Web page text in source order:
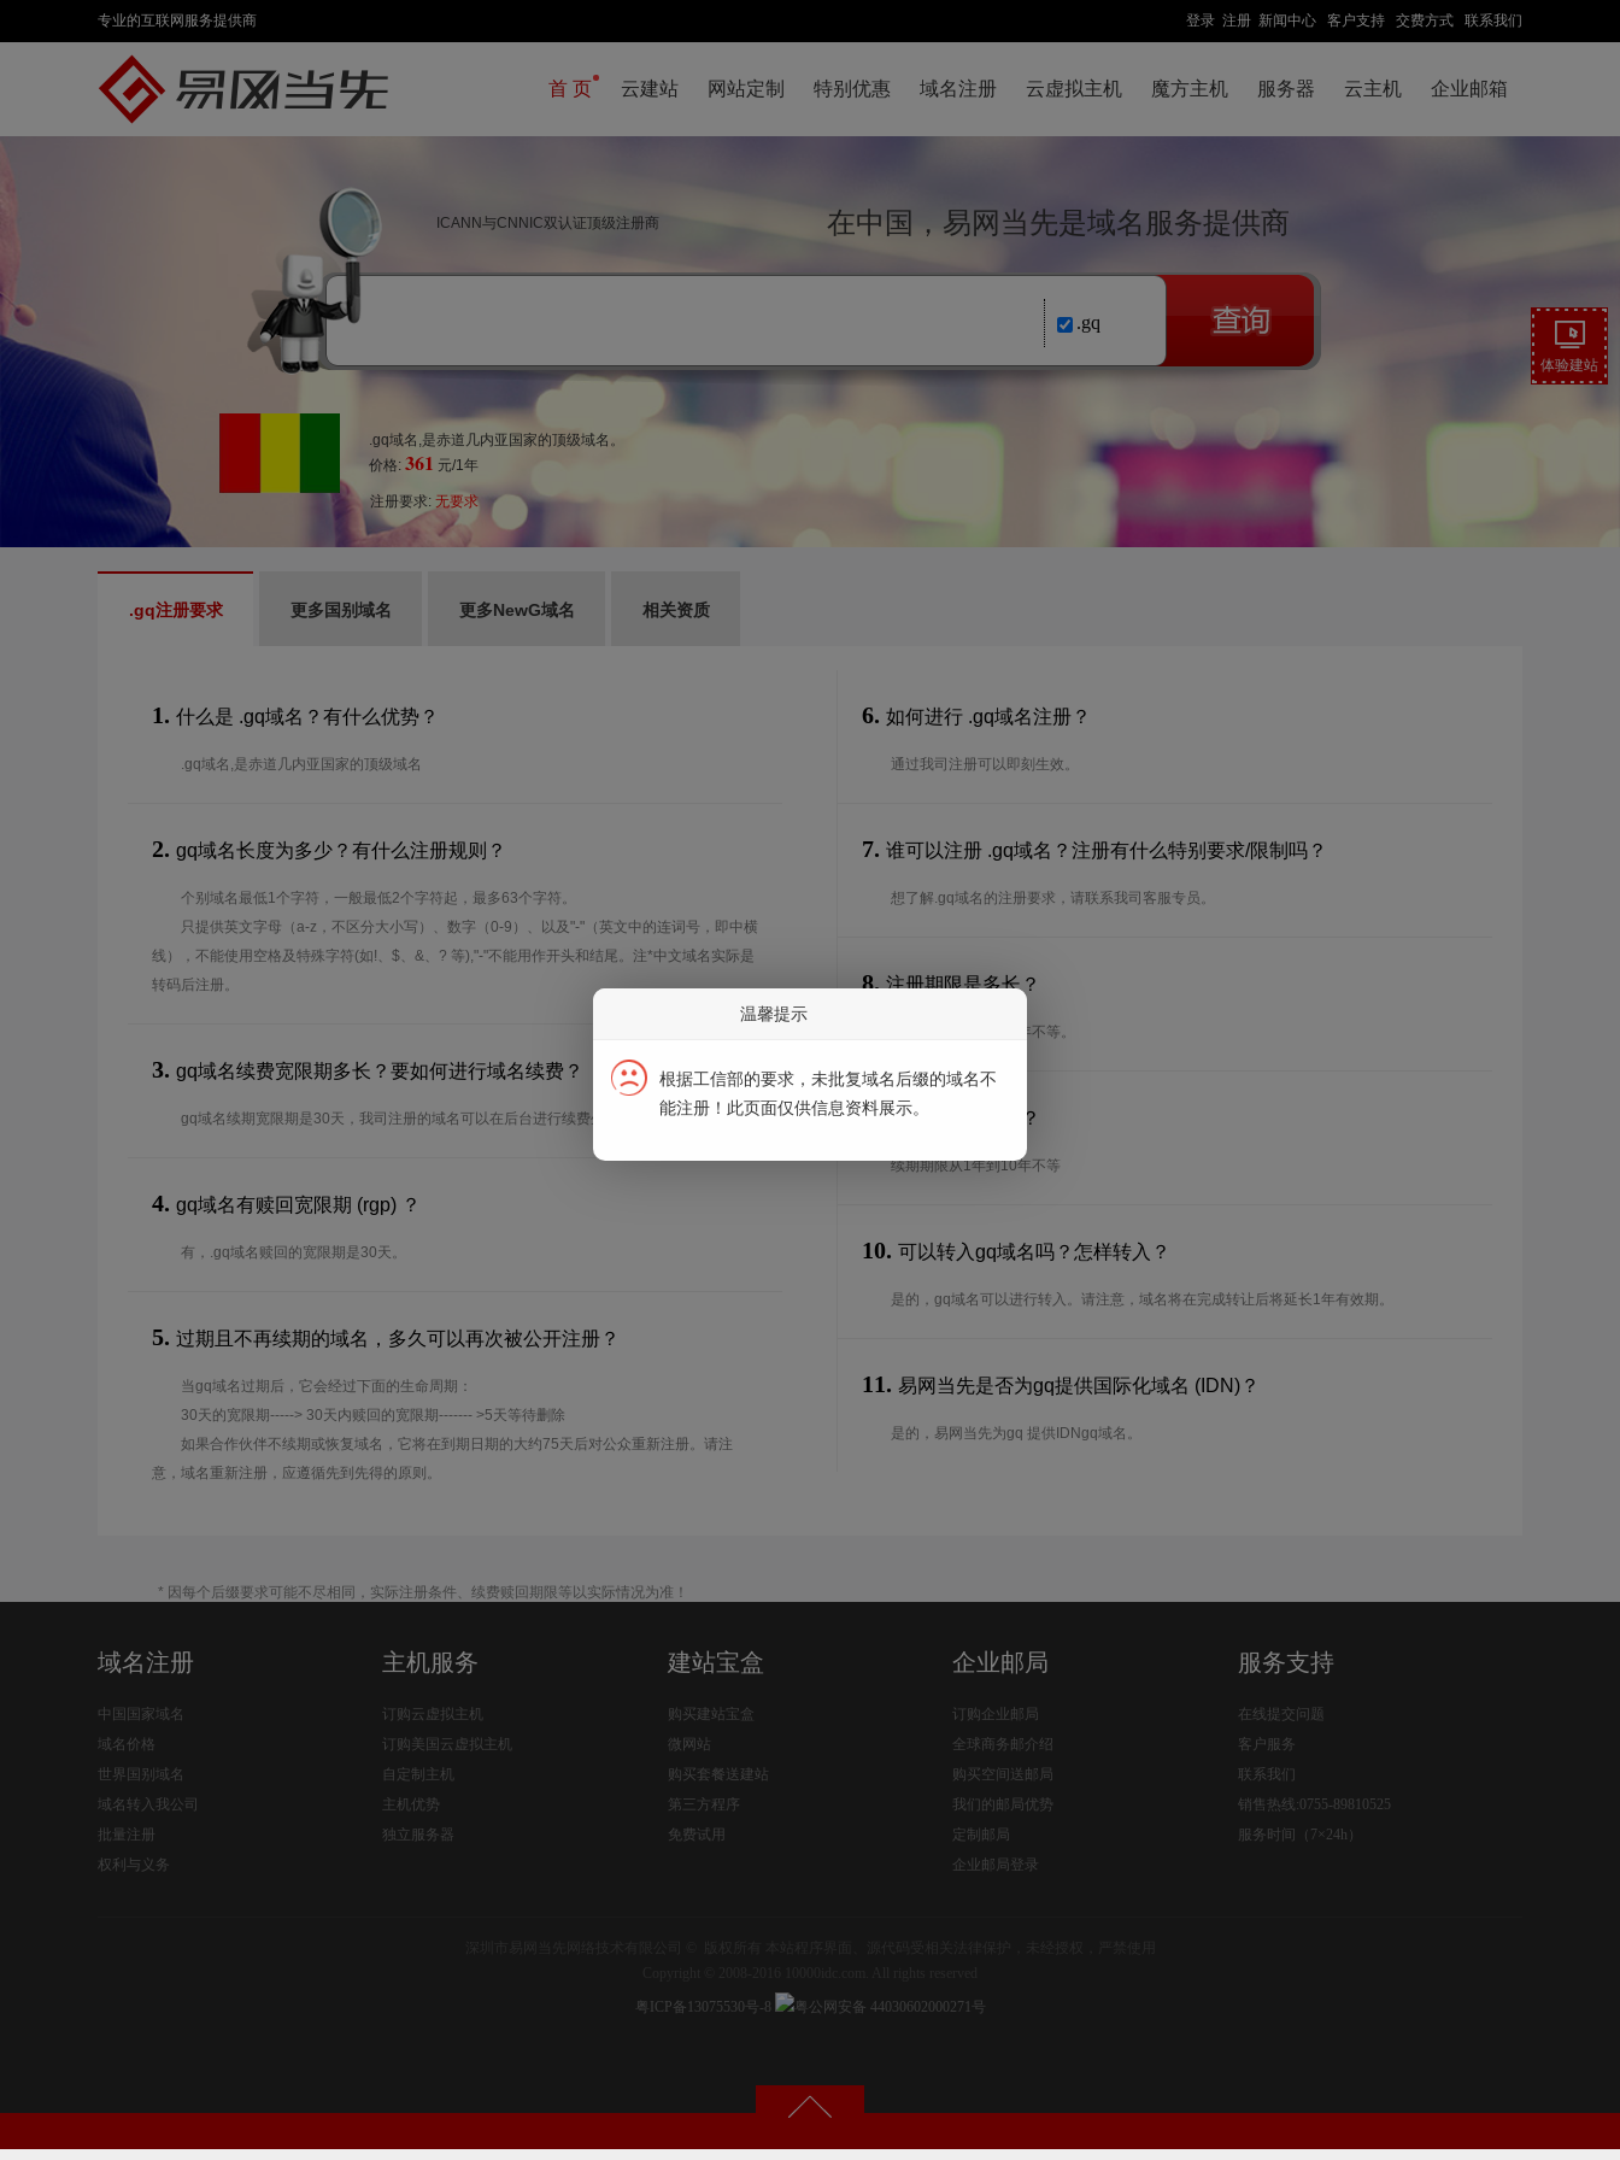
专业的互联网服务提供商 登录 注册 新闻中心 客户支持 交费方式 联系我们
首 页 云建站 网站定制 特别优惠 域名注册 云虚拟主机 魔方主机 服务器 云主机 企业邮箱
ICANN与CNNIC双认证顶级注册商 在中国，易网当先是域名服务提供商
.gq
.gq域名,是赤道几内亚国家的顶级域名。
价格: 361 元/1年
注册要求: 无要求
.gq注册要求 更多国别域名 更多NewG域名 相关资质
1. 什么是 .gq域名？有什么优势？
.gq域名,是赤道几内亚国家的顶级域名
2. gq域名长度为多少？有什么注册规则？
个别域名最低1个字符，一般最低2个字符起，最多63个字符。
只提供英文字母（a-z，不区分大小写）、数字（0-9）、以及"-"（英文中的连词号，即中横
线），不能使用空格及特殊字符(如!、$、&、? 等),"-"不能用作开头和结尾。注*中文域名实际是
转码后注册。
3. gq域名续费宽限期多长？要如何进行域名续费？
gq域名续期宽限期是30天，我司注册的域名可以在后台进行续费生效。
4. gq域名有赎回宽限期 (rgp) ？
有，.gq域名赎回的宽限期是30天。
5. 过期且不再续期的域名，多久可以再次被公开注册？
当gq域名过期后，它会经过下面的生命周期：
30天的宽限期-----> 30天内赎回的宽限期------- >5天等待删除
如果合作伙伴不续期或恢复域名，它将在到期日期的大约75天后对公众重新注册。请注
意，域名重新注册，应遵循先到先得的原则。
6. 如何进行 .gq域名注册？
通过我司注册可以即刻生效。
7. 谁可以注册 .gq域名？注册有什么特别要求/限制吗？
想了解.gq域名的注册要求，请联系我司客服专员。
8. 注册期限是多长？
注册期限从1年到10年不等。
9. 续期期限是多长？
续期期限从1年到10年不等
10. 可以转入gq域名吗？怎样转入？
是的，gq域名可以进行转入。请注意，域名将在完成转让后将延长1年有效期。
11. 易网当先是否为gq提供国际化域名 (IDN)？
是的，易网当先为gq 提供IDNgq域名。
* 因每个后缀要求可能不尽相同，实际注册条件、续费赎回期限等以实际情况为准！
域名注册
中国国家域名
域名价格
世界国别域名
域名转入我公司
批量注册
权利与义务
主机服务
订购云虚拟主机
订购美国云虚拟主机
自定制主机
主机优势
独立服务器
建站宝盒
购买建站宝盒
微网站
购买套餐送建站
第三方程序
免费试用
企业邮局
订购企业邮局
全球商务邮介绍
购买空间送邮局
我们的邮局优势
定制邮局
企业邮局登录
服务支持
在线提交问题
客户服务
联系我们
销售热线:0755-89810525
服务时间（7×24h）
粤ICP备13075530号-8
粤公网安备 44030602000271号
体验建站
温馨提示
根据工信部的要求，未批复域名后缀的域名不
能注册！此页面仅供信息资料展示。